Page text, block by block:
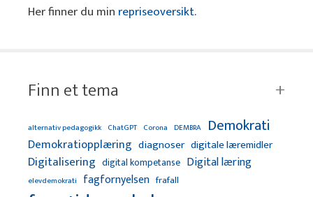
Her finner du min repriseoversikt.
Finn et tema
alternativ pedagogikk ChatGPT Corona DEMBRA Demokrati
Demokratiopplæring diagnoser digitale læremidler
Digitalisering digital kompetanse Digital læring
elevdemokrati fagfornyelsen frafall